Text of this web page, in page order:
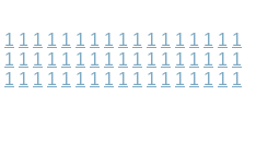
1 1 1 1 1 1 1 1 1 1 1 1 1 1 1 1 1
1 1 1 1 1 1 1 1 1 1 1 1 1 1 1 1 1
1 1 1 1 1 1 1 1 1 1 1 1 1 1 1 1 1